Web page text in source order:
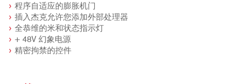
程序自适应的膨胀机门
插入杰克允许您添加外部处理器
全恭维的米和状态指示灯
+ 48V 幻象电源
精密拘禁的控件